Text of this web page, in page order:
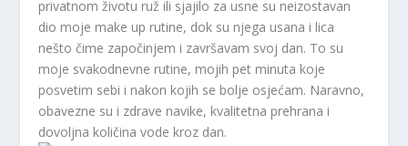
privatnom životu ruž ili sjajilo za usne su neizostavan
dio moje make up rutine, dok su njega usana i lica
nešto čime započinjem i završavam svoj dan. To su
moje svakodnevne rutine, mojih pet minuta koje
posvetim sebi i nakon kojih se bolje osjećam. Naravno,
obavezne su i zdrave navike, kvalitetna prehrana i
dovoljna količina vode kroz dan.